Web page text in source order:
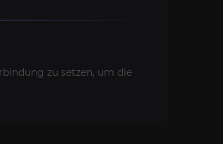
zu setzen, um die